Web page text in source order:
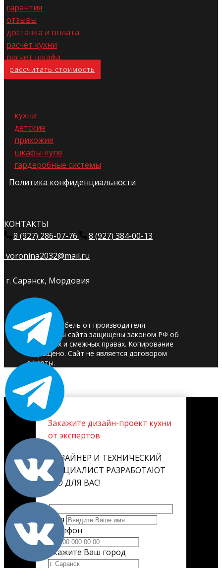
гарантия
отзывы
доставка и оплата
расчет кухни
расчет шкафа
расс​читать стоимость
кухни
детские
прихожие
шкафы-купе
гардеробные системы
Политика конфиденциальности
КОНТАКТЫ
8 (927) 286-07-76
8 (927) 384-00-13
voronina2032@mail.ru
г. Саранск, Мордовия
© 2025. Мебель от производителя.
Материалы сайта защищены законом РФ об
авторских и смежных правах. Копирование
запрещено. Сайт не является договором
оферты.
Закажите дизайн-проект кухни
от экспертов
ДИЗАЙНЕР И ТЕХНИЧЕСКИЙ
СПЕЦИАЛИСТ РАЗРАБОТАЮТ
ЕГО ДЛЯ ВАС!
Имя
Телефон
Укажите Ваш город